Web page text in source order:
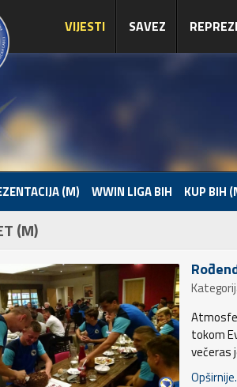
VIJESTI SAVEZ
(M) WWIN LIGA BIH KUP BIH
(M)
tokom
večeras